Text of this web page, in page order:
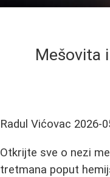
Mešovita
Radul Vićovac 2026-
Otkrijte sve o nezi
tretmana poput